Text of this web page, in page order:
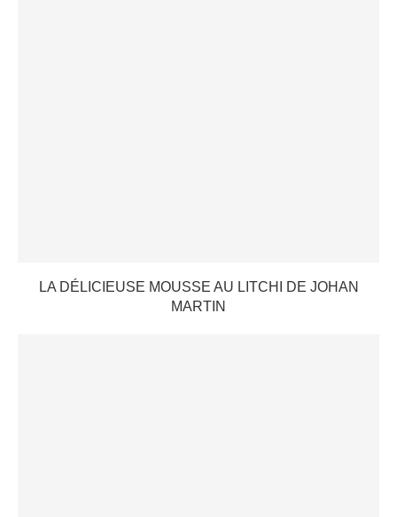
LA DÉLICIEUSE MOUSSE AU LITCHI DE JOHAN
MARTIN